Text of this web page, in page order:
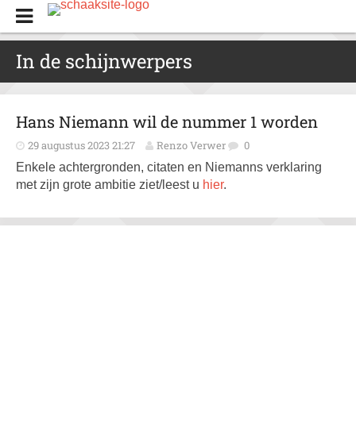
In de schijnwerpers
Hans Niemann wil de nummer 1 worden
29 augustus 2023 21:27 Renzo Verwer 0
Enkele achtergronden, citaten en Niemanns verklaring
met zijn grote ambitie ziet/leest u hier.